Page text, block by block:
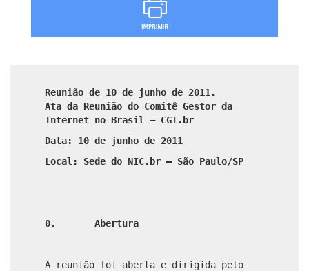
Reunião de 10 de junho de 2011.
Ata da Reunião do Comitê Gestor da
Internet no Brasil – CGI.br
Data: 10 de junho de 2011
Local: Sede do NIC.br – São Paulo/SP
0. Abertura
A reunião foi aberta e dirigida pelo